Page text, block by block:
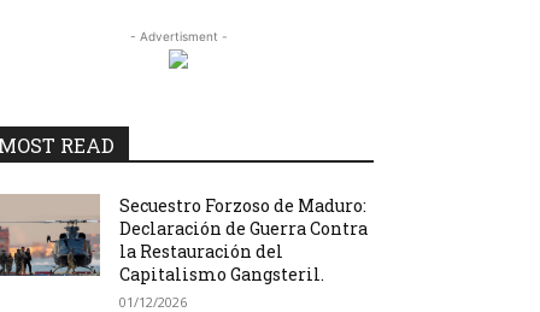
- Advertisment -
READ
Secuestro Forzoso de Maduro:
Declaración de Guerra Contra
la Restauración del
Capitalismo Gangsteril.
01/12/2026